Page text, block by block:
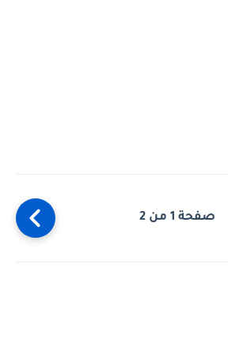
صفحة 1 من 2